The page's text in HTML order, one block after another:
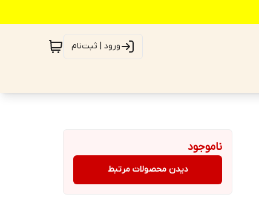
ورود | ثبت‌نام
ناموجود
دیدن محصولات مرتبط